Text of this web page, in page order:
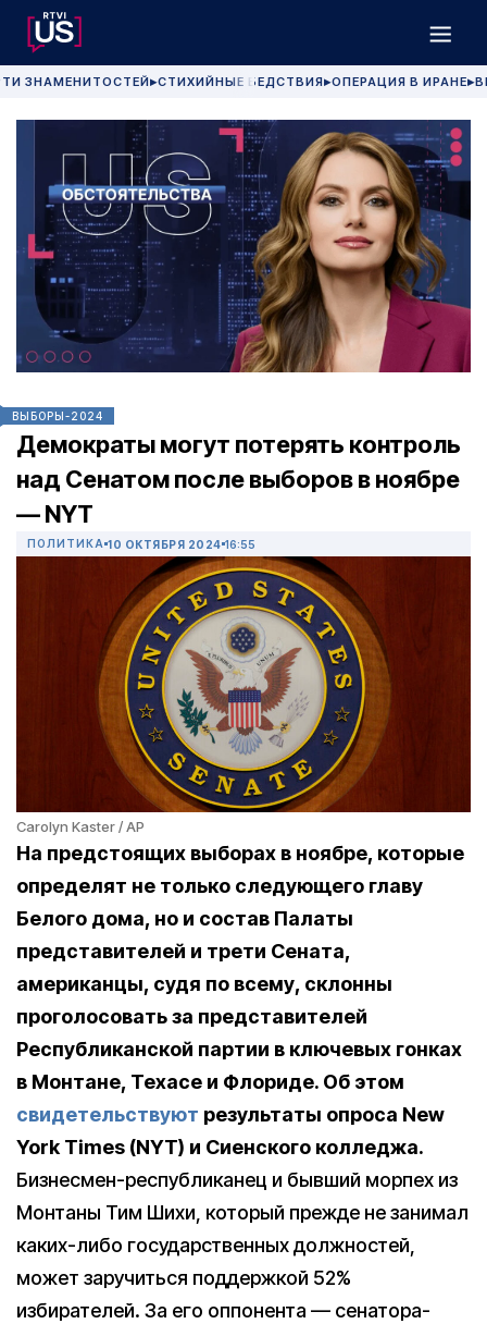
ЗНАМЕНИТОСТЕЙ▶СТИХИЙНЫЕ БЕДСТВИЯ▶ОПЕРАЦИЯ В ИРАНЕ▶
ВЫБОРЫ-2024
Демократы могут потерять контроль
над Сенатом после выборов в ноябре
— NYT
ПОЛИТИКА 10 ОКТЯБРЯ 2024 16:55
Carolyn Kaster / AP
На предстоящих выборах в ноябре, которые
определят не только следующего главу
Белого дома, но и состав Палаты
представителей и трети Сената,
американцы, судя по всему, склонны
проголосовать за представителей
Республиканской партии в ключевых гонках
в Монтане, Техасе и Флориде. Об этом
свидетельствуют результаты опроса New
York Times (NYT) и Сиенского колледжа.
Бизнесмен-республиканец и бывший морпех из
Монтаны Тим Шихи, который прежде не занимал
каких-либо государственных должностей,
может заручиться поддержкой 52%
избирателей. За его оппонента — сенатора-